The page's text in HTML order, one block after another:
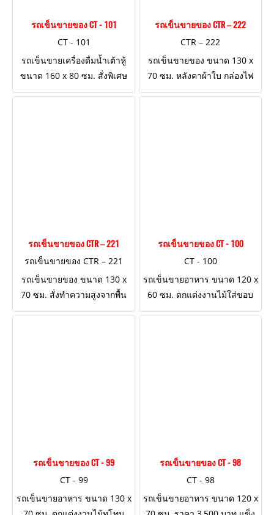
รถเข็นขายของ CT - 101
CT - 101
รถเข็นขายเครื่องดื่มน้ำเต้าหู้
ขนาด 160 x 80 ซม. สั่งพิเศษ
โครงสร้างสลับด้าน เจาะช่อง
รถเข็นขายของ CTR – 222
CTR – 222
รถเข็นขายของ ขนาด 130 x
70 ซม. หลังคาผ้าใบ กล่องไฟ
โลโก้ ป้ายธงญี่ปุ่นข้างเสา ติด
รถเข็นขายของ CTR – 221
รถเข็นขายของ CTR – 221
รถเข็นขายของ ขนาด 130 x
70 ซม. สั่งทำความสูงจากพื้น
ดินถึงหน้ารถ 90 ซม. (ปกติ 80
รถเข็นขายของ CT - 100
CT - 100
รถเข็นขายอาหาร ขนาด 120 x
60 ซม. ตกแต่งงานไม้ใส่ขอบ
เหล็กตกแต่งงานสไตล์วินเทจ
รถเข็นขายของ CT - 99
CT - 99
รถเข็นขายอาหาร ขนาด 130 x
รถเข็นขายของ CT - 98
CT - 98
รถเข็นขายอาหาร ขนาด 120 x